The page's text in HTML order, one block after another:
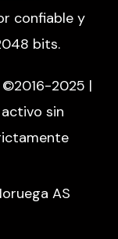
confiable y
bits.
2025 |
sin
AS